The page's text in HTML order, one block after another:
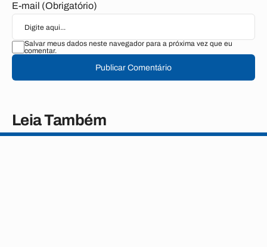
E-mail (Obrigatório)
Salvar meus dados neste navegador para a próxima vez que eu
comentar.
Publicar Comentário
Leia Também